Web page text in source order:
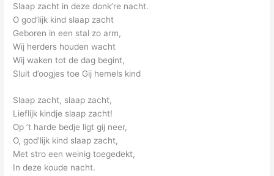
Slaap zacht in deze donk’re nacht.
O god’lijk kind slaap zacht
Geboren in een stal zo arm,
Wij herders houden wacht
Wij waken tot de dag begint,
Sluit d’oogjes toe Gij hemels kind
Slaap zacht, slaap zacht,
Lieflijk kindje slaap zacht!
Op ’t harde bedje ligt gij neer,
O, god’lijk kind slaap zacht,
Met stro een weinig toegedekt,
In deze koude nacht.